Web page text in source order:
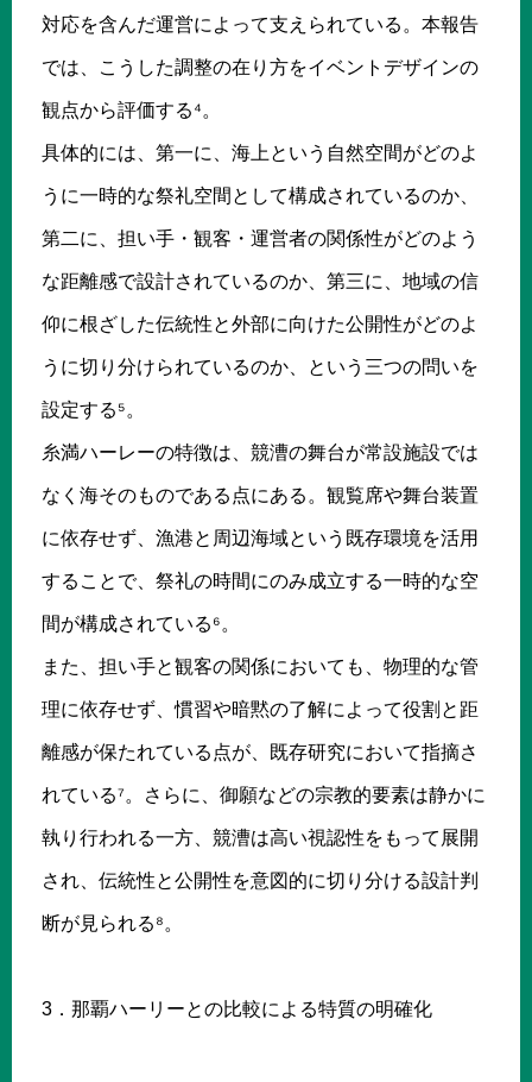
対応を含んだ運営によって支えられている。本報告
では、こうした調整の在り方をイベントデザインの
観点から評価する⁴。
具体的には、第一に、海上という自然空間がどのよ
うに一時的な祭礼空間として構成されているのか、
第二に、担い手・観客・運営者の関係性がどのよう
な距離感で設計されているのか、第三に、地域の信
仰に根ざした伝統性と外部に向けた公開性がどのよ
うに切り分けられているのか、という三つの問いを
設定する⁵。
糸満ハーレーの特徴は、競漕の舞台が常設施設では
なく海そのものである点にある。観覧席や舞台装置
に依存せず、漁港と周辺海域という既存環境を活用
することで、祭礼の時間にのみ成立する一時的な空
間が構成されている⁶。
また、担い手と観客の関係においても、物理的な管
理に依存せず、慣習や暗黙の了解によって役割と距
離感が保たれている点が、既存研究において指摘さ
れている⁷。さらに、御願などの宗教的要素は静かに
執り行われる一方、競漕は高い視認性をもって展開
され、伝統性と公開性を意図的に切り分ける設計判
断が見られる⁸。
3．那覇ハーリーとの比較による特質の明確化